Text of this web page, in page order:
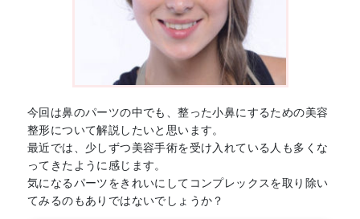
今回は鼻のパーツの中でも、整った小鼻にするための美容
整形について解説したいと思います。
最近では、少しずつ美容手術を受け入れている人も多くな
ってきたように感じます。
気になるパーツをきれいにしてコンプレックスを取り除い
てみるのもありではないでしょうか？